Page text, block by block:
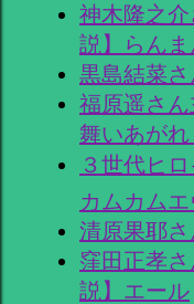
神木隆之
説】らんま
黒島結菜
福原遥さん
舞いあがれ
３世代ヒ
カムカム
清原果耶
窪田正孝
説】エール